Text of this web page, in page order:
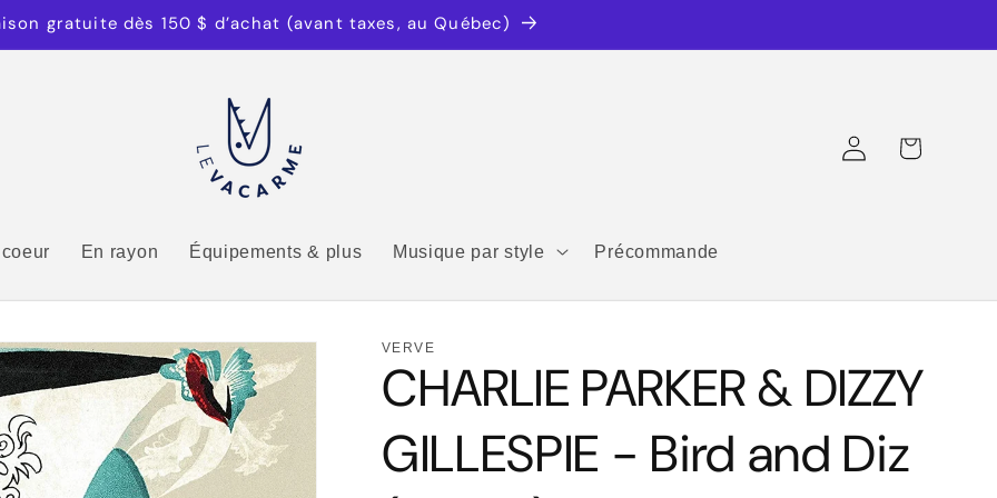
gratuite dès 150 $ d’achat (avant taxes, au Québec)
En rayon Équipements & plus Musique par style Précommande
ConnexionPanier
VERVE
CHARLIE PARKER & DIZZY
GILLESPIE - Bird and Diz